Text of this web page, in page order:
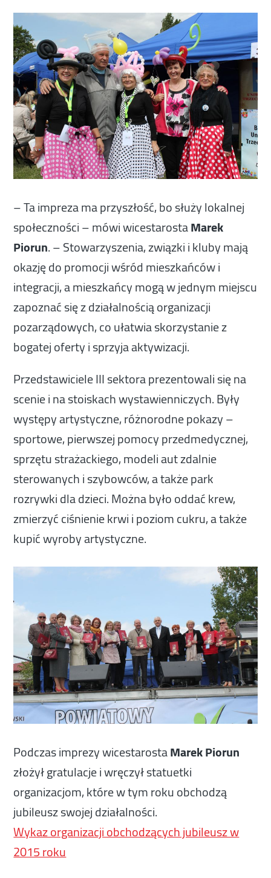
– Ta impreza ma przyszłość, bo służy lokalnej
społeczności – mówi wicestarostaMarek
Piorun. – Stowarzyszenia, związki i kluby mają
okazję do promocji wśród mieszkańców i
integracji, a mieszkańcy mogą w jednym miejscu
zapoznać się z działalnością organizacji
pozarządowych, co ułatwia skorzystanie z
bogatej oferty i sprzyja aktywizacji.
Przedstawiciele III sektora prezentowali się na
scenie i na stoiskach wystawienniczych. Były
występy artystyczne, różnorodne pokazy –
sportowe, pierwszej pomocy przedmedycznej,
sprzętu strażackiego, modeli aut zdalnie
sterowanych i szybowców, a także park
rozrywki dla dzieci. Można było oddać krew,
zmierzyć ciśnienie krwi i poziom cukru, a także
kupić wyroby artystyczne.
Podczas imprezy wicestarostaMarek Piorun
złożył gratulacje i wręczył statuetki
organizacjom, które w tym roku obchodzą
jubileusz swojej działalności.
Wykaz organizacji obchodzących jubileusz w
2015 roku